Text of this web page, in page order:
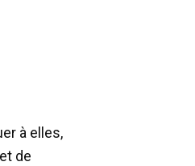
à elles,
de